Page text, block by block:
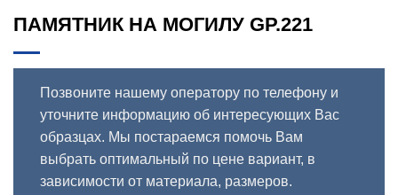
ПАМЯТНИК НА МОГИЛУ GP.221
Позвоните нашему оператору по телефону и
уточните информацию об интересующих Вас
образцах. Мы постараемся помочь Вам
выбрать оптимальный по цене вариант, в
зависимости от материала, размеров.